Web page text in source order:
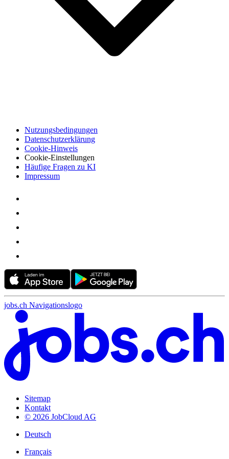
Nutzungsbedingungen
Datenschutzerklärung
Cookie-Hinweis
Cookie-Einstellungen
Häufige Fragen zu KI
Impressum
jobs.ch Navigationslogo
Sitemap
Kontakt
© 2026 JobCloud AG
Deutsch
Français